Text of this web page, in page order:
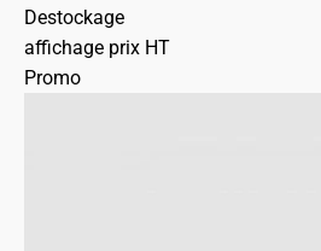
Destockage
affichage prix HT
Promo